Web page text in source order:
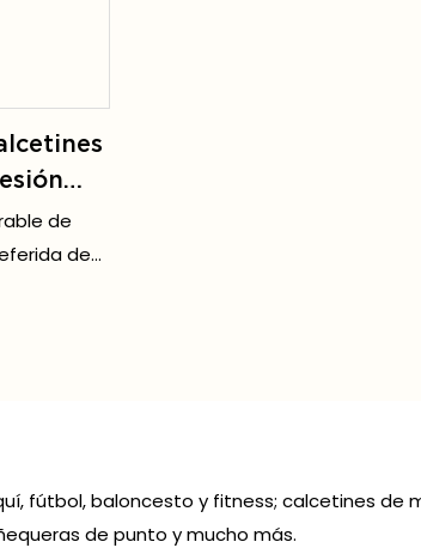
rodilla,
tejido,
de
de
fútbol, ​​baloncesto y fitness; calcetines de
de punto y mucho más.